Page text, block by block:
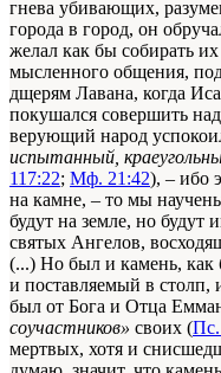
гнева убивающих,
города в город, он
желал как бы собирать
мысленного общения,
дщерям Лавана, когда
покушался совершить
верующий народ
испытанный,
117:22; Мф. 21:42), – ибо
на камне, – то мы
будут на земле, но
святых Ангелов,
(...) Но был и камень, как
и поставляемый в столп,
был от Бога и Отца
соучастников» своих (
мертвых, хотя и